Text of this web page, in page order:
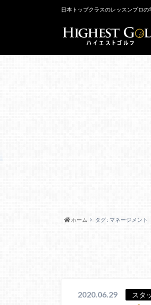
日本トップクラスのレッスンプロ
ホーム タグ : マネージメント
2020.06.29 スタ